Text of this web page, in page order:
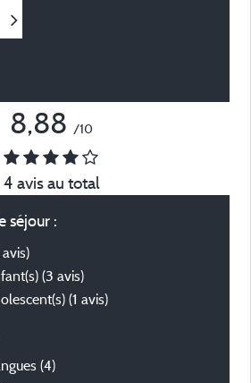
8,88 /10
4 avis au total
séjour :
(3 avis)
(1 avis)
(4)